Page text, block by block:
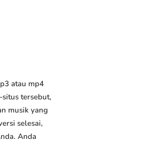
atau mp4
tersebut,
musik yang
selesai,
Anda